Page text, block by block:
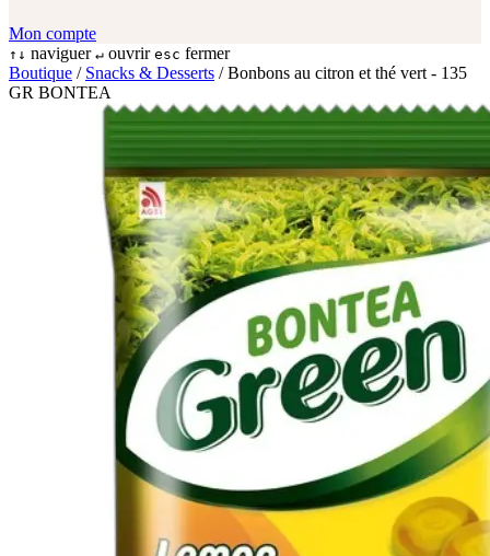
Mon compte
↑↓ naviguer ↵ ouvrir esc fermer
Boutique / Snacks & Desserts / Bonbons au citron et thé vert - 135
GR BONTEA